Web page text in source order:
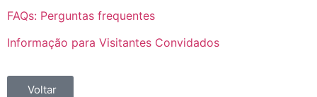
FAQs: Perguntas frequentes
Informação para Visitantes Convidados
Voltar